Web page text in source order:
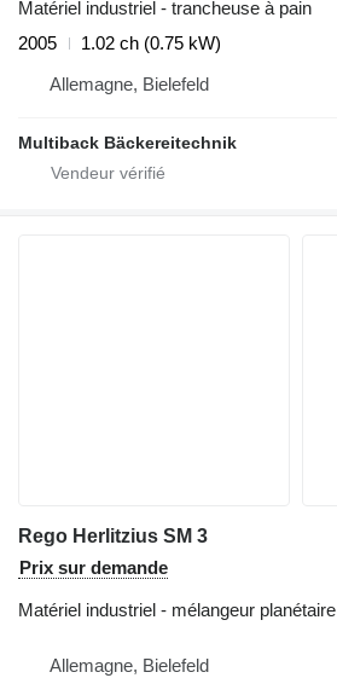
Matériel industriel - trancheuse à pain
2005
1.02 ch (0.75 kW)
Allemagne, Bielefeld
Multiback Bäckereitechnik
Rego Herlitzius SM 3
Prix sur demande
Matériel industriel - mélangeur planétaire
Allemagne, Bielefeld